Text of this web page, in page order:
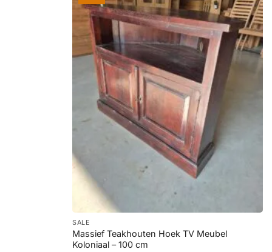
SALE
Massief Teakhouten Hoek TV Meubel
Koloniaal – 100 cm